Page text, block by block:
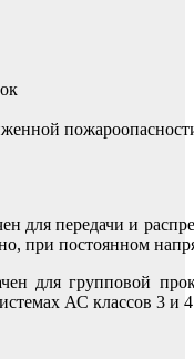
для передачи и
при постоянном
для групповой
АС классов